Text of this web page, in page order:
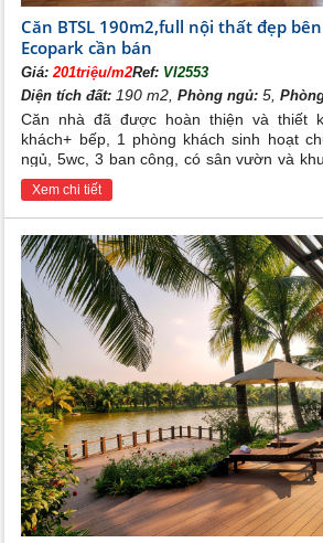
Căn BTSL 190m2,full nội thất đẹp
Ecopark cần bán
Giá:201triệu/m2Ref: VI2553
Diện tích đất: 190 m2,Phòng ngủ: 5,
Căn nhà đã được hoàn thiện và thiết
khách+ bếp, 1 phòng khách sinh hoạt
ngủ, 5wc, 3 ban công, có sân vườn và
bên trong đã được gia chủ trang bị đầy
và hiện đại), khách hàng chỉ cần mang
ích xung quanh đầy đủ, an ninh tốt, bảo
Xem chi tiết